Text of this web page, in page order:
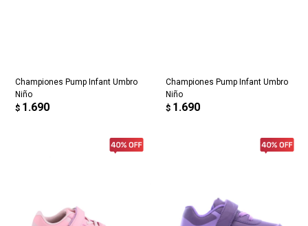
Championes Pump Infant Umbro
Niño
$ 1.690
Championes Pump Infant Umbro
Niño
$ 1.690